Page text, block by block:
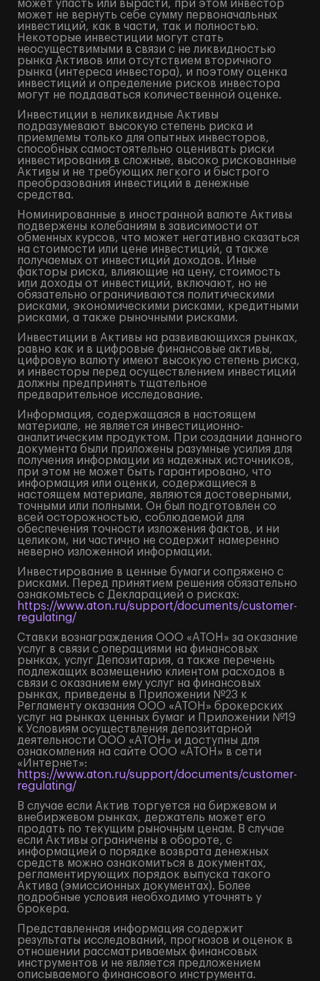
может упасть или вырасти, при этом инвестор
может не вернуть себе сумму первоначальных
инвестиций, как в части, так и полностью.
Некоторые инвестиции могут стать
неосуществимыми в связи с не ликвидностью
рынка Активов или отсутствием вторичного
рынка (интереса инвестора), и поэтому оценка
инвестиций и определение рисков инвестора
могут не поддаваться количественной оценке.
Инвестиции в неликвидные Активы
подразумевают высокую степень риска и
приемлемы только для опытных инвесторов,
способных самостоятельно оценивать риски
инвестирования в сложные, высоко рискованные
Активы и не требующих легкого и быстрого
преобразования инвестиций в денежные
средства.
Номинированные в иностранной валюте Активы
подвержены колебаниям в зависимости от
обменных курсов, что может негативно сказаться
на стоимости или цене инвестиций, а также
получаемых от инвестиций доходов. Иные
факторы риска, влияющие на цену, стоимость
или доходы от инвестиций, включают, но не
обязательно ограничиваются политическими
рисками, экономическими рисками, кредитными
рисками, а также рыночными рисками.
Инвестиции в Активы на развивающихся рынках,
равно как и в цифровые финансовые активы,
цифровую валюту имеют высокую степень риска,
и инвесторы перед осуществлением инвестиций
должны предпринять тщательное
предварительное исследование.
Информация, содержащаяся в настоящем
материале, не является инвестиционно-
аналитическим продуктом. При создании данного
документа были приложены разумные усилия для
получения информации из надежных источников,
при этом не может быть гарантировано, что
информация или оценки, содержащиеся в
настоящем материале, являются достоверными,
точными или полными. Он был подготовлен со
всей осторожностью, соблюдаемой для
обеспечения точности изложения фактов, и ни
целиком, ни частично не содержит намеренно
неверно изложенной информации.
Инвестирование в ценные бумаги сопряжено с
рисками. Перед принятием решения обязательно
ознакомьтесь с Декларацией о рисках:
https://www.aton.ru/support/documents/customer-
regulating/
Ставки вознаграждения ООО «АТОН» за оказание
услуг в связи с операциями на финансовых
рынках, услуг Депозитария, а также перечень
подлежащих возмещению клиентом расходов в
связи с оказанием ему услуг на финансовых
рынках, приведены в Приложении №23 к
Регламенту оказания ООО «АТОН» брокерских
услуг на рынках ценных бумаг и Приложении №19
к Условиям осуществления депозитарной
деятельности ООО «АТОН» и доступны для
ознакомления на сайте ООО «АТОН» в сети
«Интернет»:
https://www.aton.ru/support/documents/customer-
regulating/
В случае если Актив торгуется на биржевом и
внебиржевом рынках, держатель может его
продать по текущим рыночным ценам. В случае
если Активы ограничены в обороте, с
информацией о порядке возврата денежных
средств можно ознакомиться в документах,
регламентирующих порядок выпуска такого
Актива (эмиссионных документах). Более
подробные условия необходимо уточнять у
брокера.
Представленная информация содержит
результаты исследований, прогнозов и оценок в
отношении рассматриваемых финансовых
инструментов и не является предложением
описываемого финансового инструмента.